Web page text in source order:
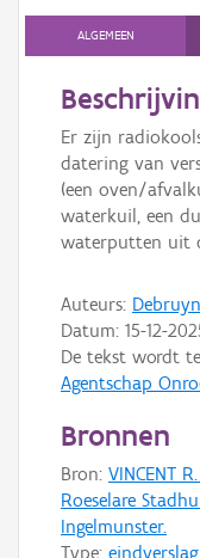
Persoon of collectief
Downloads
Hergebruik
Aanmelden
ALGEMEEN
Er zijn
datering van
(een oven/
waterkuil, een
waterputten uit
Auteurs:
Datum: 15-12-
De tekst wordt
Agentschap
Bronnen
Bron: VINCENT
Roeselare
Ingelmunster.
Type: